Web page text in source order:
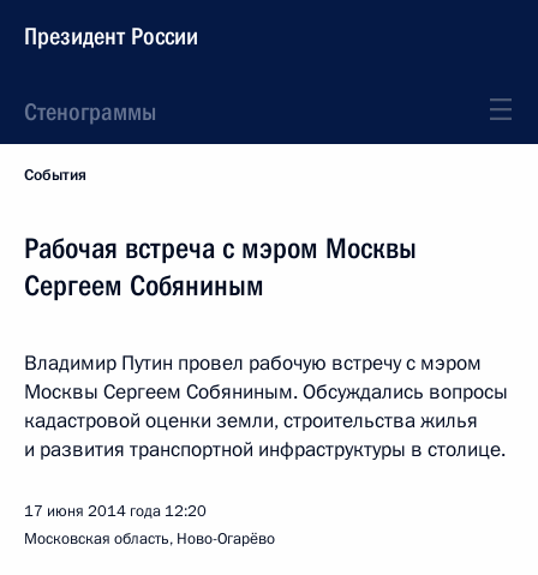
Президент России
Стенограммы
События
Рабочая встреча с мэром Москвы
Сергеем Собяниным
Владимир Путин провел рабочую встречу с мэром
Москвы Сергеем Собяниным. Обсуждались вопросы
кадастровой оценки земли, строительства жилья
и развития транспортной инфраструктуры в столице.
17 июня 2014 года 12:20
Московская область, Ново-Огарёво